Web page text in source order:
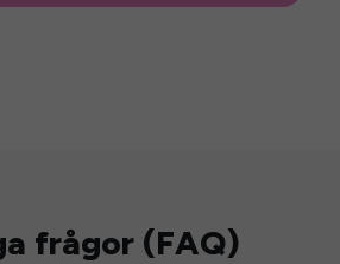
frågor (FAQ)